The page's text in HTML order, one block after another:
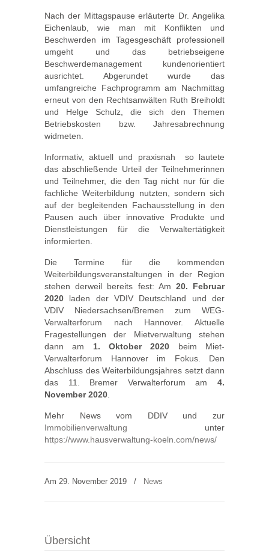
Nach der Mittagspause erläuterte Dr. Angelika
Eichenlaub, wie man mit Konflikten und
Beschwerden im Tagesgeschäft professionell
umgeht und das betriebseigene
Beschwerdemanagement kundenorientiert
ausrichtet. Abgerundet wurde das
umfangreiche Fachprogramm am Nachmittag
erneut von den Rechtsanwälten Ruth Breiholdt
und Helge Schulz, die sich den Themen
Betriebskosten bzw. Jahresabrechnung
widmeten.
Informativ, aktuell und praxisnah  so lautete
das abschließende Urteil der Teilnehmerinnen
und Teilnehmer, die den Tag nicht nur für die
fachliche Weiterbildung nutzten, sondern sich
auf der begleitenden Fachausstellung in den
Pausen auch über innovative Produkte und
Dienstleistungen für die Verwaltertätigkeit
informierten.
Die Termine für die kommenden
Weiterbildungsveranstaltungen in der Region
stehen derweil bereits fest: Am 20. Februar
2020 laden der VDIV Deutschland und der
VDIV Niedersachsen/Bremen zum WEG-
Verwalterforum nach Hannover. Aktuelle
Fragestellungen der Mietverwaltung stehen
dann am 1. Oktober 2020 beim Miet-
Verwalterforum Hannover im Fokus. Den
Abschluss des Weiterbildungsjahres setzt dann
das 11. Bremer Verwalterforum am 4.
November 2020
Mehr News vom DDIV und zur
Immobilienverwaltung unter
https://www.hausverwaltung-koeln.com/news/
Am 29. November 2019 / News
Übersicht